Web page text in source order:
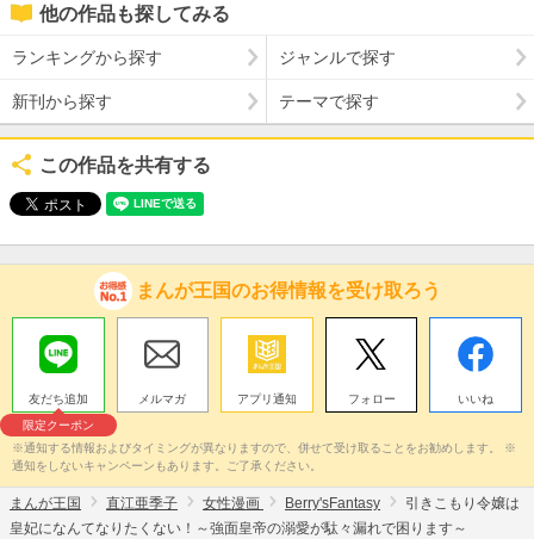
他の作品も探してみる
ランキングから探す ジャンルで探す
新刊から探す テーマで探す
この作品を共有する
まんが王国のお得情報を受け取ろう
友だち追加
限定クーポン
メルマガ アプリ通知 フォロー いいね
※通知する情報およびタイミングが異なりますので、併せて受け取ることをお勧めします。 ※
通知をしないキャンペーンもあります。ご了承ください。
まんが王国 直江亜季子 女性漫画 Berry'sFantasy
引きこもり令嬢は
皇妃になんてなりたくない！～強面皇帝の溺愛が駄々漏れで困ります～